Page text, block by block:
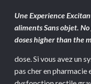
Une Experience
aliments Sans objet.
doses higher than the
dose. Sivous avez un
pas cher en pharmacie